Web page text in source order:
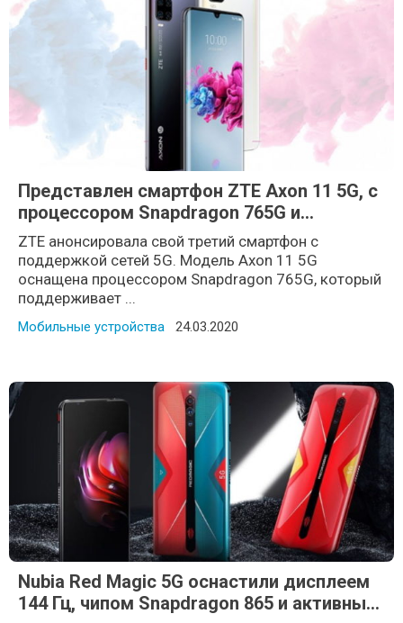
Представлен смартфон ZTE Axon 11 5G, с
процессором Snapdragon 765G и
четверной камерой
ZTE анонсировала свой третий смартфон с
поддержкой сетей 5G. Модель Axon 11 5G
оснащена процессором Snapdragon 765G, который
поддерживает ...
Мобильные устройства Posted on
24.03.2020
Nubia Red Magic 5G оснастили дисплеем
144 Гц, чипом Snapdragon 865 и активным